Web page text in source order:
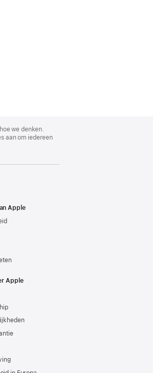
we denken.
aan om iedereen
Apple
Apple